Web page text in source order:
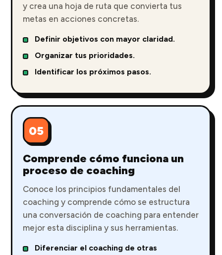
y crea una hoja de ruta que convierta tus
metas en acciones concretas.
Definir objetivos con mayor claridad.
Organizar tus prioridades.
Identificar los próximos pasos.
05
Comprende cómo funciona un
proceso de coaching
Conoce los principios fundamentales del
coaching y comprende cómo se estructura
una conversación de coaching para entender
mejor esta disciplina y sus herramientas.
Diferenciar el coaching de otras